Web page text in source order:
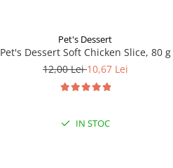
Pet's Dessert
Pet's Dessert Soft Chicken Slice, 80 g
12,00 Lei10,67 Lei
IN STOC